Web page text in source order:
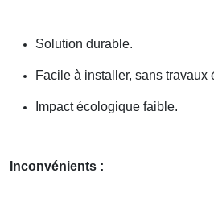
Solution durable.
Facile à installer, sans travaux
Impact écologique faible.
Inconvénients :